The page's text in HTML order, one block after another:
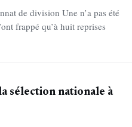
de division Une n’a pas été
frappé qu’à huit reprises
sélection nationale à